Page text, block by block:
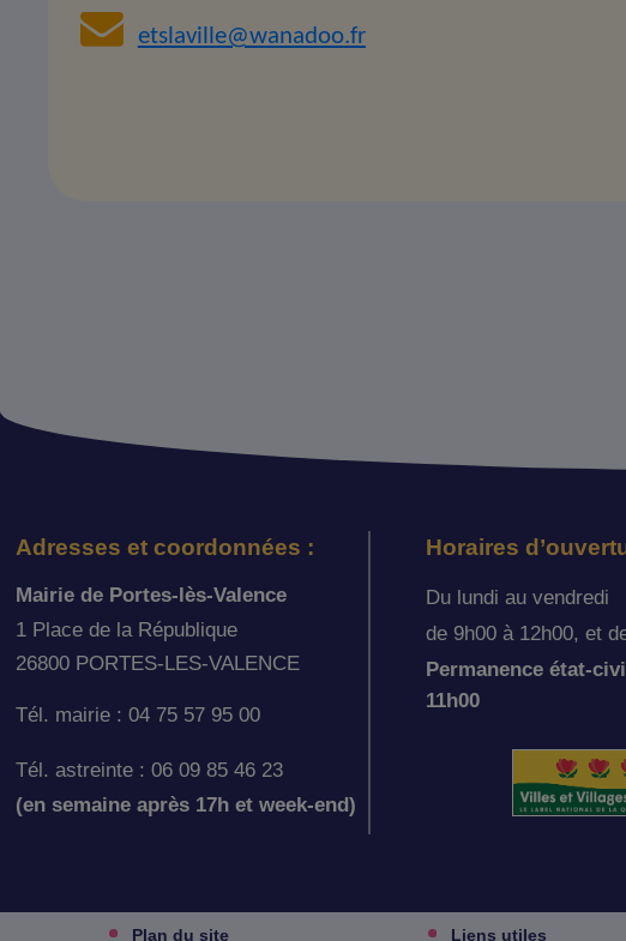
etslaville@wanadoo.fr
Adresses et coordonnées :
Mairie de Portes-lès-Valence
1 Place de la République
26800 PORTES-LES-VALENCE
Tél. mairie : 04 75 57 95 00
Tél. astreinte : 06 09 85 46 23
(en semaine après 17h et week-end)
Horaires
Du lundi au vendredi
de 9h00 à 12h00, et
Permanence état-
11h00
Plan du site Liens utiles